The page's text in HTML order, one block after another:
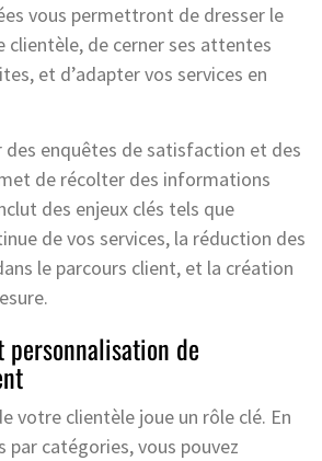
vous permettront de dresser le
de cerner ses attentes
et d’adapter vos services en
des enquêtes de satisfaction et des
de récolter des informations
des enjeux clés tels que
de vos services, la réduction des
le parcours client, et la création
personnalisation de
votre clientèle joue un rôle clé. En
par catégories, vous pouvez